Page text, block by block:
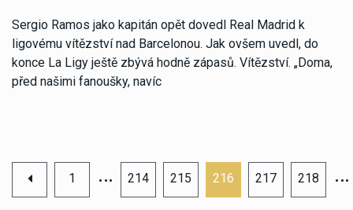
Sergio Ramos jako kapitán opět dovedl Real Madrid k
ligovému vítězství nad Barcelonou. Jak ovšem uvedl, do
konce La Ligy ještě zbývá hodně zápasů. Vítězství. „Doma,
před našimi fanoušky, navíc
1 … 214 215 216 217 218 …